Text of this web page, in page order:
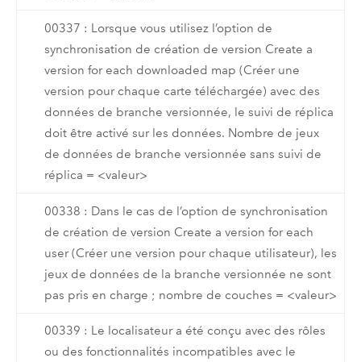
00337 : Lorsque vous utilisez l’option de
synchronisation de création de version Create a
version for each downloaded map (Créer une
version pour chaque carte téléchargée) avec des
données de branche versionnée, le suivi de réplica
doit être activé sur les données. Nombre de jeux
de données de branche versionnée sans suivi de
réplica = <valeur>
00338 : Dans le cas de l’option de synchronisation
de création de version Create a version for each
user (Créer une version pour chaque utilisateur), les
jeux de données de la branche versionnée ne sont
pas pris en charge ; nombre de couches = <valeur>
00339 : Le localisateur a été conçu avec des rôles
ou des fonctionnalités incompatibles avec le